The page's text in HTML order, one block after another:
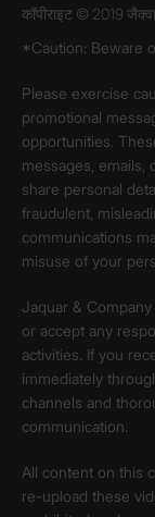
कॉपीराइट © 2019
*Caution: Beware
Please exercise
promotional
opportunities.
messages, emails,
share personal
fraudulent,
communications
misuse of your
Jaquar &
or accept any
activities. If you
immediately
channels and
communication.
All content on this
re-upload these